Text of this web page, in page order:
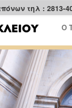
τηλ : 2813-
Ο